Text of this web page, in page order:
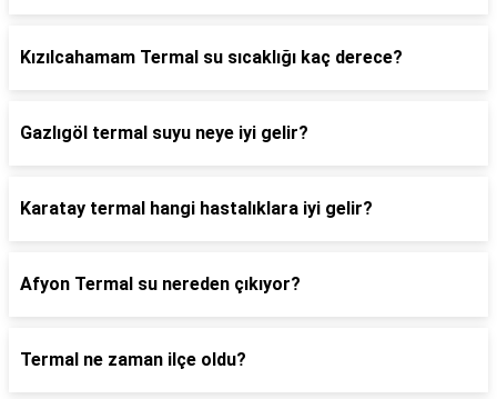
Kızılcahamam Termal su sıcaklığı kaç derece?
Gazlıgöl termal suyu neye iyi gelir?
Karatay termal hangi hastalıklara iyi gelir?
Afyon Termal su nereden çıkıyor?
Termal ne zaman ilçe oldu?